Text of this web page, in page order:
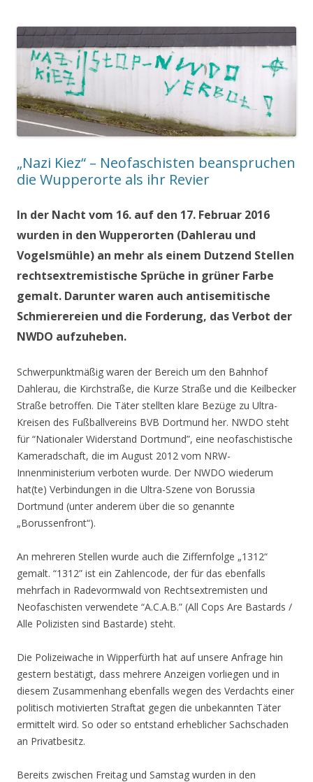
„Nazi Kiez“ – Neofaschisten beanspruchen
die Wupperorte als ihr Revier
In der Nacht vom 16. auf den 17. Februar 2016
wurden in den Wupperorten (Dahlerau und
Vogelsmühle) an mehr als einem Dutzend Stellen
rechtsextremistische Sprüche in grüner Farbe
gemalt. Darunter waren auch antisemitische
Schmierereien und die Forderung, das Verbot der
NWDO aufzuheben.
Schwerpunktmäßig waren der Bereich um den Bahnhof
Dahlerau, die Kirchstraße, die Kurze Straße und die Keilbecker
Straße betroffen. Die Täter stellten klare Bezüge zu Ultra-
Kreisen des Fußballvereins BVB Dortmund her. NWDO steht
für “Nationaler Widerstand Dortmund”, eine neofaschistische
Kameradschaft, die im August 2012 vom NRW-
Innenministerium verboten wurde. Der NWDO wiederum
hat(te) Verbindungen in die Ultra-Szene von Borussia
Dortmund (unter anderem über die so genannte
„Borussenfront“).
An mehreren Stellen wurde auch die Ziffernfolge „1312“
gemalt. “1312” ist ein Zahlencode, der für das ebenfalls
mehrfach in Radevormwald von Rechtsextremisten und
Neofaschisten verwendete “A.C.A.B.” (All Cops Are Bastards /
Alle Polizisten sind Bastarde) steht.
Die Polizeiwache in Wipperfürth hat auf unsere Anfrage hin
gestern bestätigt, dass mehrere Anzeigen vorliegen und in
diesem Zusammenhang ebenfalls wegen des Verdachts einer
politisch motivierten Straftat gegen die unbekannten Täter
ermittelt wird. So oder so entstand erheblicher Sachschaden
an Privatbesitz.
Bereits zwischen Freitag und Samstag wurden in den